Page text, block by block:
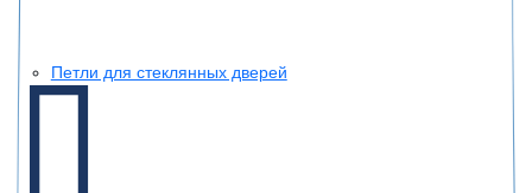
Петли для стеклянных дверей